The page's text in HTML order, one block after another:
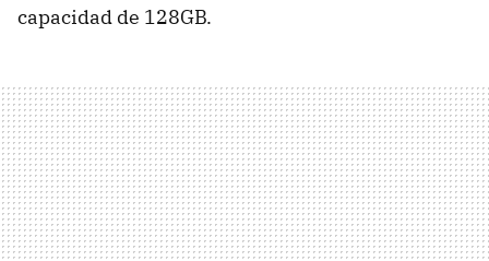
capacidad de 128GB.